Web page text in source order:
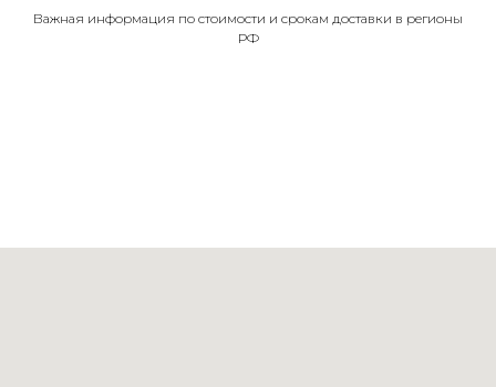
Важная информация по стоимости и срокам доставки в регионы
РФ